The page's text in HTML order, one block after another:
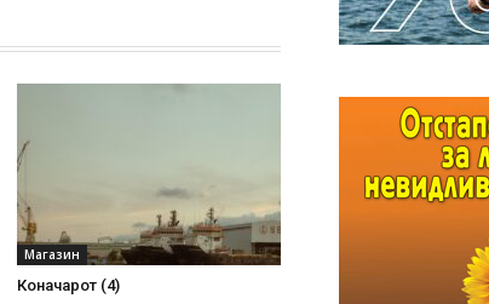
Магазин
Коначарот (4)